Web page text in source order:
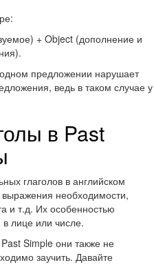
+ Object (дополнение и
предложении нарушает
ведь в таком случае у
в Past
глаголов в английском
необходимости,
и т.д. Их особенностью
лице или числе.
Simple они также не
заучить. Давайте